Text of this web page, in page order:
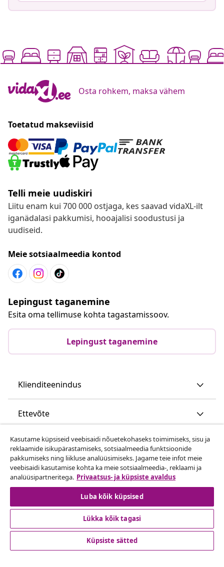
Osta rohkem, maksa vähem
Toetatud makseviisid
Telli meie uudiskiri
Liitu enam kui 700 000 ostjaga, kes saavad vidaXL-ilt
iganädalasi pakkumisi, hooajalisi soodustusi ja
uudiseid.
Meie sotsiaalmeedia kontod
Lepingust taganemine
Esita oma tellimuse kohta tagastamissoov.
Lepingust taganemine
Klienditeenindus
Ettevõte
vidaXL
Vaata rohkem
© 2008-2026 vidaXL www.vidaxl.ee on vidaXL Marketplace
Kasutame küpsiseid veebisaidi nõuetekohaseks toimimiseks, sisu ja
reklaamide isikupärastamiseks, sotsiaalmeedia funktsioonide
pakkumiseks ning liikluse analüüsimiseks. Jagame teie infot meie
veebisaidi kasutamise kohta ka meie sotsiaalmeedia-, reklaami ja
analüüsipartneritega. Privaatsus- ja küpsiste avaldus
Luba kõik küpsised
Lükka kõik tagasi
Küpsiste sätted